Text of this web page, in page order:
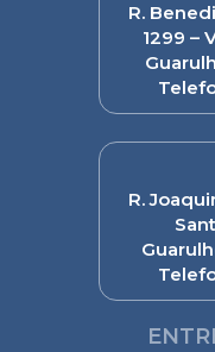
R.
1299 –
R.